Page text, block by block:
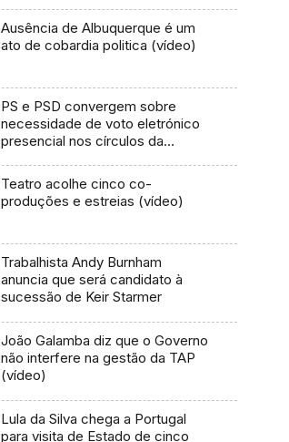
Ausência de Albuquerque é um
ato de cobardia politica (vídeo)
PS e PSD convergem sobre
necessidade de voto eletrónico
presencial nos círculos da
Teatro acolhe cinco co-
produções e estreias (vídeo)
Trabalhista Andy Burnham
anuncia que será candidato à
sucessão de Keir Starmer
João Galamba diz que o Governo
não interfere na gestão da TAP
(vídeo)
Lula da Silva chega a Portugal
para visita de Estado de cinco